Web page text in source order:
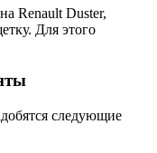
Renault Duster,
Для этого
следующие